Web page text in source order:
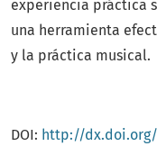
experiencia práctica
una herramienta
y la práctica musical.
DOI: http://dx.doi.org/